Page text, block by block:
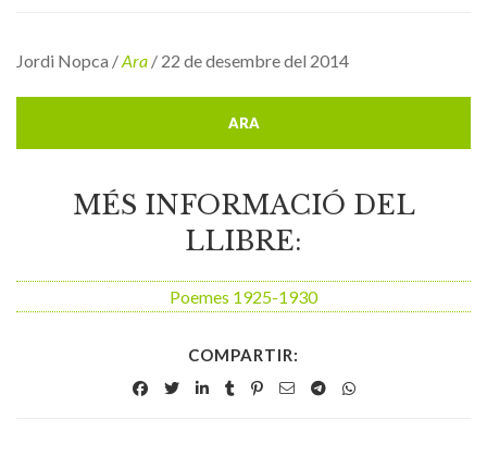
Jordi Nopca /Ara / 22 de desembre del 2014
ARA
MÉS INFORMACIÓ DEL
LLIBRE:
Poemes 1925-1930
COMPARTIR: